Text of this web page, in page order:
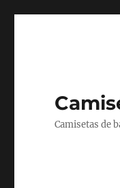
Camisetas de